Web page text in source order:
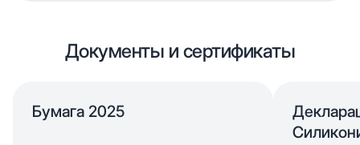
Документы и сертификаты
Бумага 2025